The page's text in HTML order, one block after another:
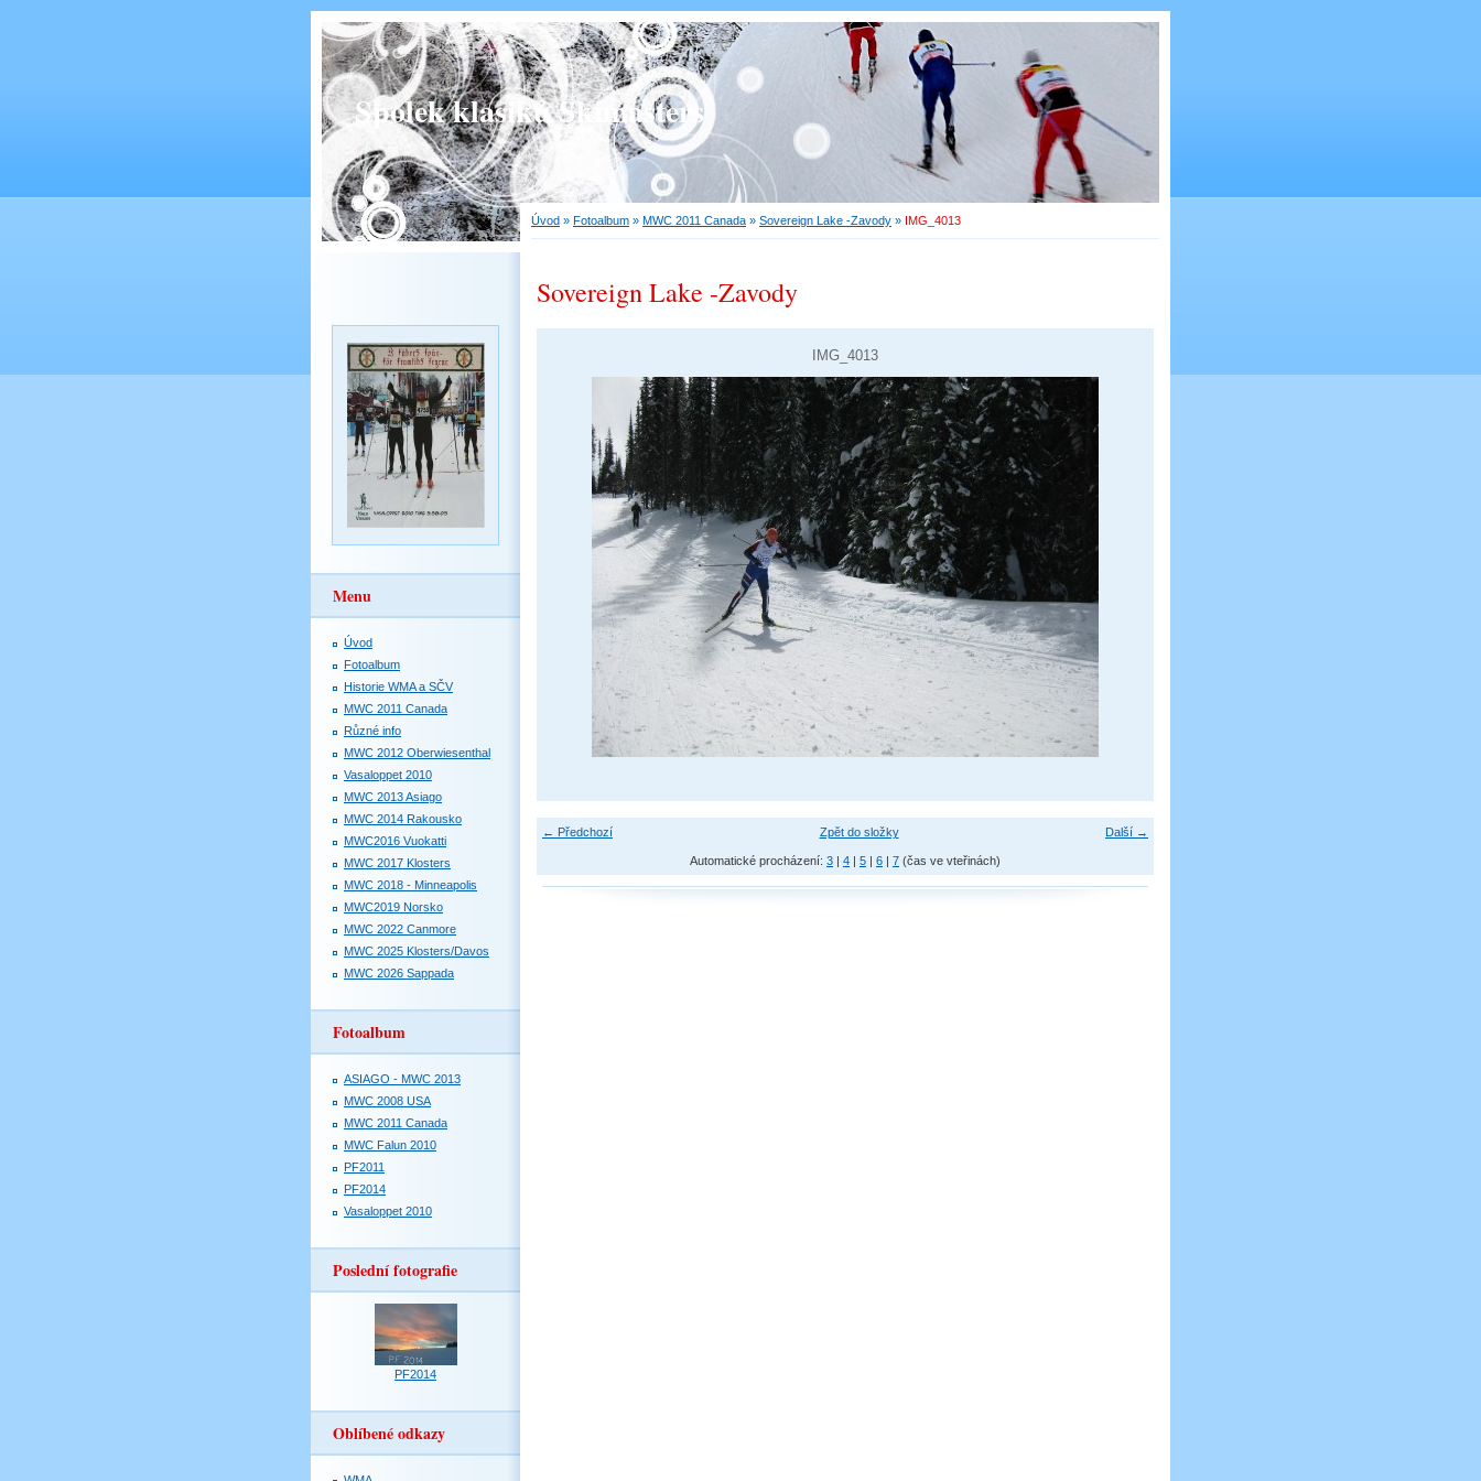
Spolek klasiků Skimasters
Úvod » Fotoalbum » MWC 2011 Canada » Sovereign Lake -Zavody » IMG_4013
Sovereign Lake -Zavody
IMG_4013
← Předchozí Další →
Zpět do složky
Automatické procházení: 3 | 4 | 5 | 6 | 7 (čas ve vteřinách)
Menu
Úvod
Fotoalbum
Historie WMA a SČV
MWC 2011 Canada
Různé info
MWC 2012 Oberwiesenthal
Vasaloppet 2010
MWC 2013 Asiago
MWC 2014 Rakousko
MWC2016 Vuokatti
MWC 2017 Klosters
MWC 2018 - Minneapolis
MWC2019 Norsko
MWC 2022 Canmore
MWC 2025 Klosters/Davos
MWC 2026 Sappada
Fotoalbum
ASIAGO - MWC 2013
MWC 2008 USA
MWC 2011 Canada
MWC Falun 2010
PF2011
PF2014
Vasaloppet 2010
Poslední fotografie
PF2014
Oblíbené odkazy